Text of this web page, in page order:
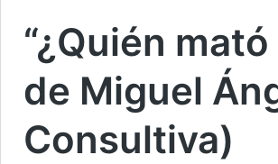
“¿Quién
de Miguel
Consultiva)